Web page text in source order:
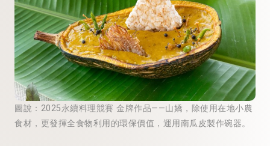
圖說：2025永續料理競賽 金牌作品——山嬌，除使用在地小農
食材，更發揮全食物利用的環保價值，運用南瓜皮製作碗器。